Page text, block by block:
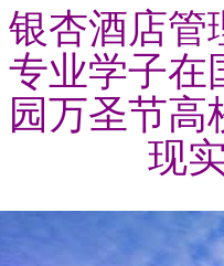
银杏酒店管
专业学子在
园万圣节高
现